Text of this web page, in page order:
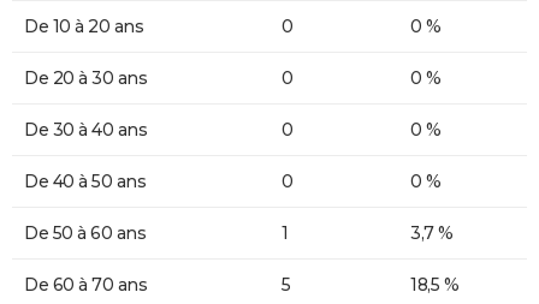
De 10 à 20 ans 0 0 %
De 20 à 30 ans 0 0 %
De 30 à 40 ans 0 0 %
De 40 à 50 ans 0 0 %
De 50 à 60 ans 1 3,7 %
De 60 à 70 ans 5 18,5 %